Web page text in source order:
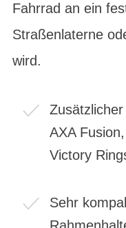
Fahrrad an ein
Straßenlaterne
wird.
AXA
Victory
Sehr